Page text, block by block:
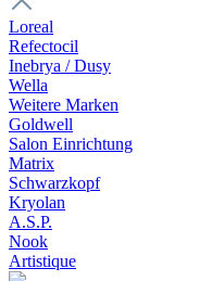
Loreal
Refectocil
Inebrya / Dusy
Wella
Weitere Marken
Goldwell
Salon Einrichtung
Matrix
Schwarzkopf
Kryolan
A.S.P.
Nook
Artistique